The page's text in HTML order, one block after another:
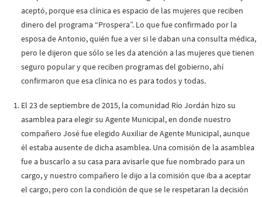
aceptó, porque esa clínica es espacio de las mujeres que reciben
dinero del programa “Prospera”. Lo que fue confirmado por la
esposa de Antonio, quién fue a ver si le daban una consulta médica,
pero le dijeron que sólo se les da atención a las mujeres que tienen
seguro popular y que reciben programas del gobierno, ahí
confirmaron que esa clínica no es para todos y todas.
El 23 de septiembre de 2015, la comunidad Río Jordán hizo su
asamblea para elegir su Agente Municipal, en donde nuestro
compañero José fue elegido Auxiliar de Agente Municipal, aunque
él estaba ausente de dicha asamblea. Una comisión de la asamblea
fue a buscarlo a su casa para avisarle que fue nombrado para un
cargo, y nuestro compañero le dijo a la comisión que iba a aceptar
el cargo, pero con la condición de que se le respetaran la decisión